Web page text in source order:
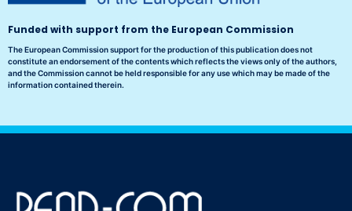
Funded with support from the European Commission
The European Commission support for the production of this publication does not
constitute an endorsement of the contents which reflects the views only of the authors,
and the Commission cannot be held responsible for any use which may be made of the
information contained therein.